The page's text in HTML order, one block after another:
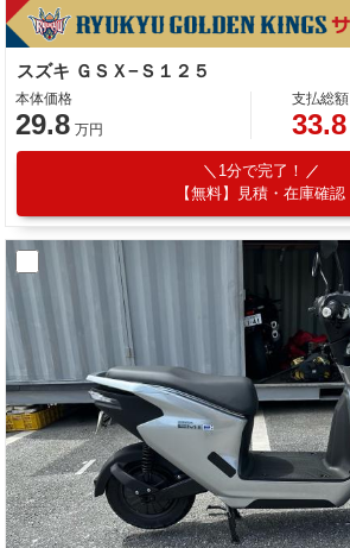
スズキ ＧＳＸ−Ｓ１２５
本体価格
29.8 万円
支払総額
33.8
1分で完了！
【無料】見積・在庫確認